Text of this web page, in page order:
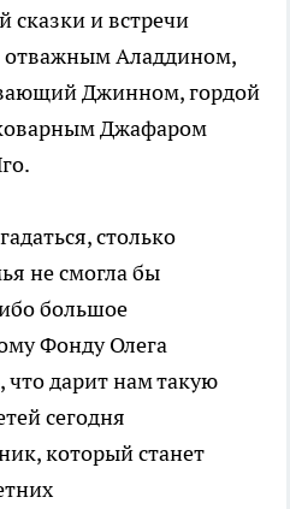
сказки и встречи
Аладдином,
Джинном, гордой
Джафаром
столько
не смогла бы
большое
Фонду Олега
что дарит нам такую
сегодня
который станет